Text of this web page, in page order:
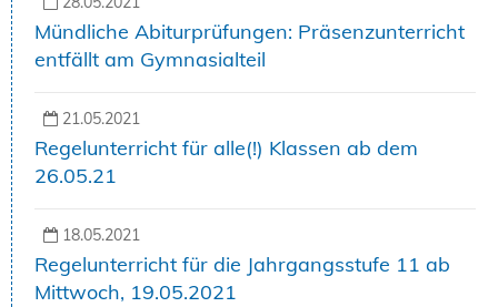
Mündliche Abiturprüfungen: Präsenzunterricht
entfällt am Gymnasialteil
21.05.2021
Regelunterricht für alle(!) Klassen ab dem
26.05.21
18.05.2021
Regelunterricht für die Jahrgangsstufe 11 ab
Mittwoch, 19.05.2021